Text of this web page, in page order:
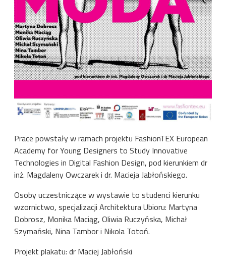
Prace powstały w ramach projektu FashionTEX European
Academy for Young Designers to Study Innovative
Technologies in Digital Fashion Design, pod kierunkiem dr
inż. Magdaleny Owczarek i dr. Macieja Jabłońskiego.
Osoby uczestniczące w wystawie to studenci kierunku
wzornictwo, specjalizacji Architektura Ubioru: Martyna
Dobrosz, Monika Maciąg, Oliwia Ruczyńska, Michał
Szymański, Nina Tambor i Nikola Totoń.
Projekt plakatu: dr Maciej Jabłoński